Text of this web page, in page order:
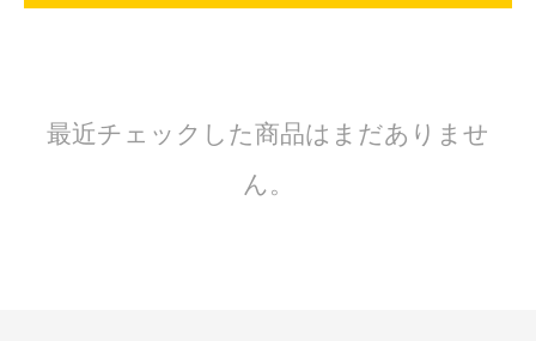
最近チェックした商品はまだありませ
ん。